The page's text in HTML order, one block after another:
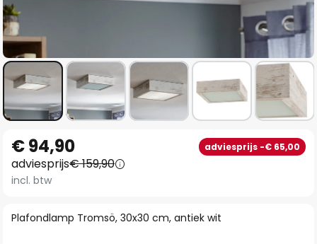
naar
het
begin
de
Plafondlamp Tromsö, 30x30 cm, antiek wit
€ 94,90 adviesprijs -€ 65,00
adviesprijs€ 159,90
incl. btw